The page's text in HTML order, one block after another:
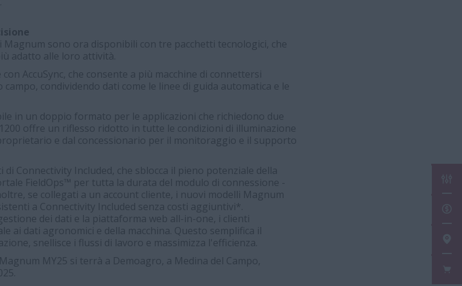
sono ora disponibili con tre pacchetti tecnologici, che
adatto alle loro attività.
AccuSync, che consente a più macchine di connettersi
condividendo dati come le linee di guida automatica e le
in un doppio formato per le applicazioni che richiedono due
offre un riflesso ridotto in tutte le condizioni di illuminazione
e dal concessionario per il monitoraggio e il supporto
Connectivity Included, che sblocca il pieno potenziale della
FieldOps™ per tutta la durata del modulo di connessione -
se collegati a un account cliente, i nuovi modelli Magnum
a Connectivity Included senza costi aggiuntivi*.
dei dati e la piattaforma web all-in-one, i clienti
ai dati agronomici e della macchina. Questo semplifica il
snellisce i flussi di lavoro e massimizza l'efficienza.
MY25 si terrà a Demoagro, a Medina del Campo,